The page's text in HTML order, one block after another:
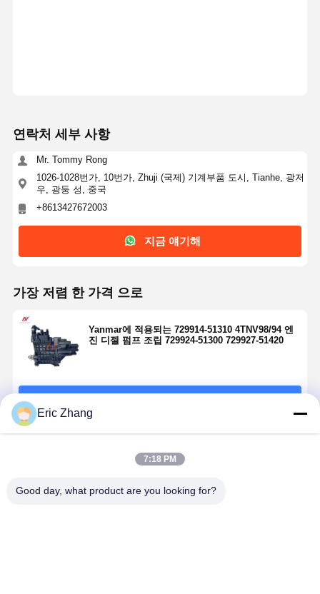
연락처 세부 사항
Mr. Tommy Rong
1026-1028번가, 10번가, Zhuji (국제) 기계부품 도시, Tianhe, 광저
우, 광둥 성, 중국
+8613427672003
지금 얘기해
가장 저렴 한 가격 으로
Yanmar에 적용되는 729914-51310 4TNV98/94 엔
진 디젤 펌프 조립 729924-51300 729927-51420
Eric Zhang
7:18 PM
Good day, what product are you looking for?